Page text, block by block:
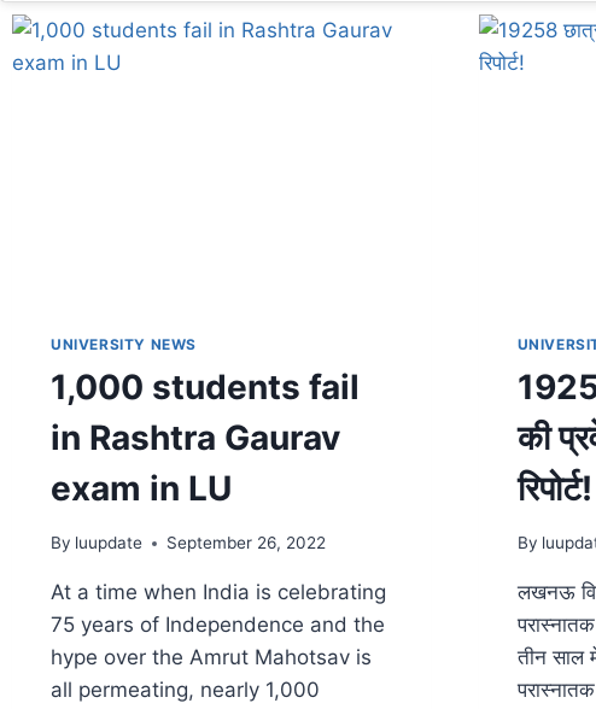
UNIVERSITY NEWS
1,000 students fail
in Rashtra Gaurav
exam in LU
By luupdate September 26, 2022
At a time when India is celebrating
75 years of Independence and the
hype over the Amrut Mahotsav is
all permeating, nearly 1,000
की
रिपोर्ट!
By
लखनऊ
तीन साल